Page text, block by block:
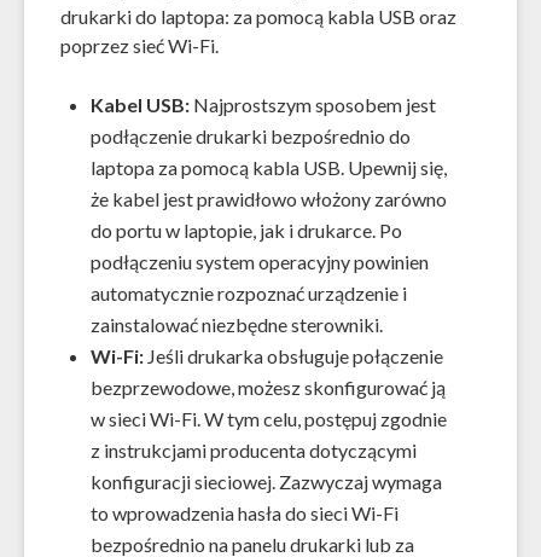
drukarki do laptopa: za pomocą kabla USB oraz
poprzez sieć Wi-Fi.
Kabel USB: Najprostszym sposobem jest
podłączenie drukarki bezpośrednio do
laptopa za pomocą kabla USB. Upewnij się,
że kabel jest prawidłowo włożony zarówno
do portu w laptopie, jak i drukarce. Po
podłączeniu system operacyjny powinien
automatycznie rozpoznać urządzenie i
zainstalować niezbędne sterowniki.
Wi-Fi: Jeśli drukarka obsługuje połączenie
bezprzewodowe, możesz skonfigurować ją
w sieci Wi-Fi. W tym celu, postępuj zgodnie
z instrukcjami producenta dotyczącymi
konfiguracji sieciowej. Zazwyczaj wymaga
to wprowadzenia hasła do sieci Wi-Fi
bezpośrednio na panelu drukarki lub za